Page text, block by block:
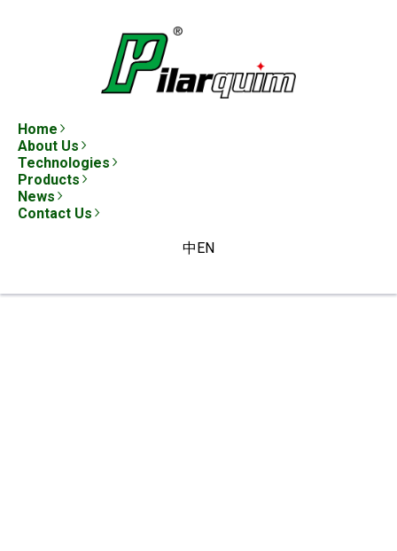
Home
About Us
Technologies
Products
News
Contact Us
中EN